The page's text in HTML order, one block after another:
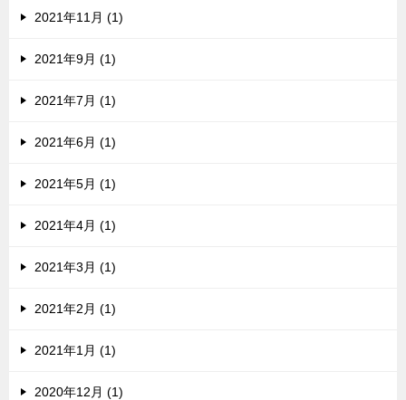
2021年11月 (1)
2021年9月 (1)
2021年7月 (1)
2021年6月 (1)
2021年5月 (1)
2021年4月 (1)
2021年3月 (1)
2021年2月 (1)
2021年1月 (1)
2020年12月 (1)